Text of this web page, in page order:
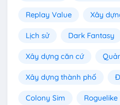
Replay Value Xây
Lịch sử Dark Fantasy
Xây dựng căn cứ
Xây dựng thành phố
Colony Sim Roguelike